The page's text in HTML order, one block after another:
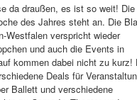
da draußen, es ist so weit! Die
des Jahres steht an. Die
Westfalen verspricht wieder
und auch die Events in
kommen dabei nicht zu kurz!
Deals für
Ballett und verschiedene